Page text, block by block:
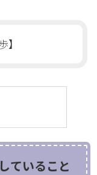
】
ていること